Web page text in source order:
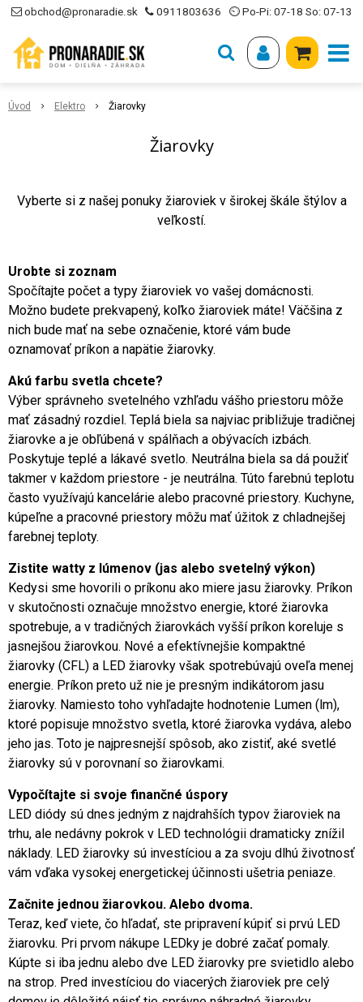
obchod@pronaradie.sk 0911803636 ⏲ Po-Pi: 07-18 So: 07-13
Úvod Elektro Žiarovky
Žiarovky
Vyberte si z našej ponuky žiaroviek v širokej škále štýlov a
veľkostí.
Urobte si zoznam
Spočítajte počet a typy žiaroviek vo vašej domácnosti.
Možno budete prekvapený, koľko žiaroviek máte! Väčšina z
nich bude mať na sebe označenie, ktoré vám bude
oznamovať príkon a napätie žiarovky.
Akú farbu svetla chcete?
Výber správneho svetelného vzhľadu vášho priestoru môže
mať zásadný rozdiel. Teplá biela sa najviac približuje tradičnej
žiarovke a je obľúbená v spálňach a obývacích izbách.
Poskytuje teplé a lákavé svetlo. Neutrálna biela sa dá použiť
takmer v každom priestore - je neutrálna. Túto farebnú teplotu
často využívajú kancelárie alebo pracovné priestory. Kuchyne,
kúpeľne a pracovné priestory môžu mať úžitok z chladnejšej
farebnej teploty.
Zistite watty z lúmenov (jas alebo svetelný výkon)
Kedysi sme hovorili o príkonu ako miere jasu žiarovky. Príkon
v skutočnosti označuje množstvo energie, ktoré žiarovka
spotrebuje, a v tradičných žiarovkách vyšší príkon koreluje s
jasnejšou žiarovkou. Nové a efektívnejšie kompaktné
žiarovky (CFL) a LED žiarovky však spotrebúvajú oveľa menej
energie. Príkon preto už nie je presným indikátorom jasu
žiarovky. Namiesto toho vyhľadajte hodnotenie Lumen (lm),
ktoré popisuje množstvo svetla, ktoré žiarovka vydáva, alebo
jeho jas. Toto je najpresnejší spôsob, ako zistiť, aké svetlé
žiarovky sú v porovnaní so žiarovkami.
Vypočítajte si svoje finančné úspory
LED diódy sú dnes jedným z najdrahších typov žiaroviek na
trhu, ale nedávny pokrok v LED technológii dramaticky znížil
náklady. LED žiarovky sú investíciou a za svoju dlhú životnosť
vám vďaka vysokej energetickej účinnosti ušetria peniaze.
Začnite jednou žiarovkou. Alebo dvoma.
Teraz, keď viete, čo hľadať, ste pripravení kúpiť si prvú LED
žiarovku. Pri prvom nákupe LEDky je dobré začať pomaly.
Kúpte si iba jednu alebo dve LED žiarovky pre svietidlo alebo
na strop. Pred investíciou do viacerých žiaroviek pre celý